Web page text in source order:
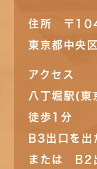
住所 〒
東京都中央
アクセス
八丁堀駅(東
徒歩1分
B3出口を出
または B2